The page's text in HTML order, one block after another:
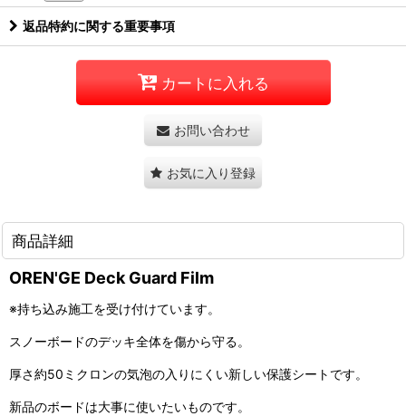
返品特約に関する重要事項
カートに入れる
お問い合わせ
お気に入り登録
商品詳細
OREN'GE Deck Guard Film
※持ち込み施工を受け付けています。
スノーボードのデッキ全体を傷から守る。
厚さ約50ミクロンの気泡の入りにくい新しい保護シートです。
新品のボードは大事に使いたいものです。